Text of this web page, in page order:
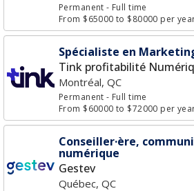
Permanent- Full time
From $65000 to $80000 per
Spécialiste en
Tink profitabilité
Montréal, QC
Permanent- Full time
From $60000 to $72000 per
Conseiller·ère,
numérique
Gestev
Québec, QC